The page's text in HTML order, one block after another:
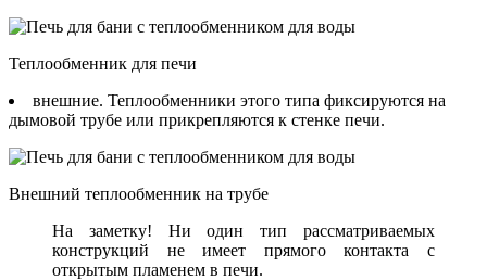
Теплообменник для печи
внешние. Теплообменники этого типа фиксируются на
дымовой трубе или прикрепляются к стенке печи.
Внешний теплообменник на трубе
На заметку! Ни один тип рассматриваемых
конструкций не имеет прямого контакта с
открытым пламенем в печи.